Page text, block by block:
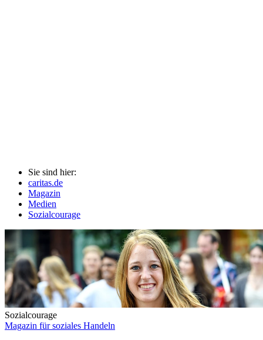
Sie sind hier:
caritas.de
Magazin
Medien
Sozialcourage
Sozialcourage
Magazin für soziales Handeln